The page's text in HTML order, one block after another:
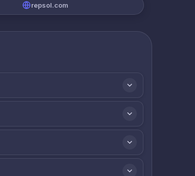
repsol.com